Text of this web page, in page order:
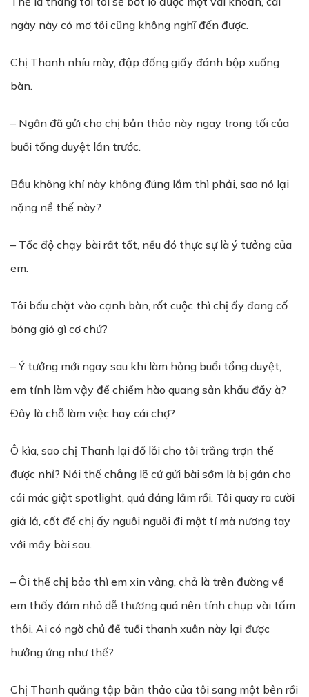
ngày này có mơ tôi cũng không nghĩ đến được.
Chị Thanh nhíu mày, đập đống giấy đánh bộp xuống
bàn.
– Ngân đã gửi cho chị bản thảo này ngay trong tối của
buổi tổng duyệt lần trước.
Bầu không khí này không đúng lắm thì phải, sao nó lại
nặng nề thế này?
– Tốc độ chạy bài rất tốt, nếu đó thực sự là ý tưởng của
em.
Tôi bấu chặt vào cạnh bàn, rốt cuộc thì chị ấy đang cố
bóng gió gì cơ chứ?
– Ý tưởng mới ngay sau khi làm hỏng buổi tổng duyệt,
em tính làm vậy để chiếm hào quang sân khấu đấy à?
Đây là chỗ làm việc hay cái chợ?
Ô kìa, sao chị Thanh lại đổ lỗi cho tôi trắng trợn thế
được nhỉ? Nói thế chẳng lẽ cứ gửi bài sớm là bị gán cho
cái mác giật spotlight, quá đáng lắm rồi. Tôi quay ra cười
giả lả, cốt để chị ấy nguôi nguôi đi một tí mà nương tay
với mấy bài sau.
– Ôi thế chị bảo thì em xin vâng, chả là trên đường về
em thấy đám nhỏ dễ thương quá nên tính chụp vài tấm
thôi. Ai có ngờ chủ đề tuổi thanh xuân này lại được
hưởng ứng như thế?
Chị Thanh quăng tập bản thảo của tôi sang một bên rồi